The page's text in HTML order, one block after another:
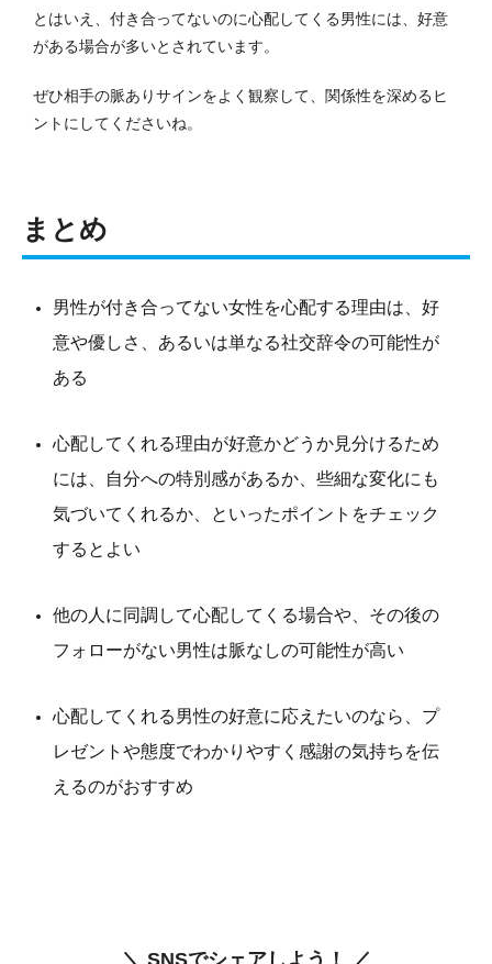
とはいえ、付き合ってないのに心配してくる男性には、好意
がある場合が多いとされています。
ぜひ相手の脈ありサインをよく観察して、関係性を深めるヒ
ントにしてくださいね。
まとめ
男性が付き合ってない女性を心配する理由は、好
意や優しさ、あるいは単なる社交辞令の可能性が
ある
心配してくれる理由が好意かどうか見分けるため
には、自分への特別感があるか、些細な変化にも
気づいてくれるか、といったポイントをチェック
するとよい
他の人に同調して心配してくる場合や、その後の
フォローがない男性は脈なしの可能性が高い
心配してくれる男性の好意に応えたいのなら、プ
レゼントや態度でわかりやすく感謝の気持ちを伝
えるのがおすすめ
＼ SNSでシェアしよう！ ／